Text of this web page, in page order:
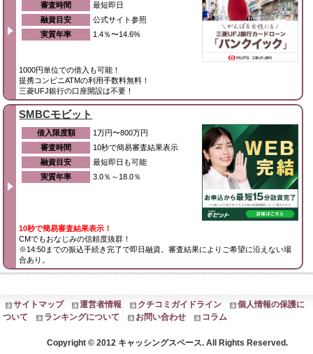
審査時間
最短即日
融資目安
公式サイト参照
実質年率
1.4％〜14.6%
1000円単位での借入も可能！
提携コンビニATMの利用手数料無料！
三菱UFJ銀行の口座開設は不要！
SMBCモビット
借入限度額
1万円〜800万円
審査時間
10秒で簡易審査結果表示
融資目安
最短即日も可能
実質年率
3.0％～18.0％
10秒で簡易審査結果表示！
CMでもおなじみの信頼度抜群！
※14:50までの振込手続き完了で即日融資。審査結果によりご希望に沿えない場
合あり。
サイトマップ 運営者情報 クチコミガイドライン
個人情報の保護に
ついて
ランキングについて お問い合わせ コラム
Copyright © 2012 キャッシングスペース. All Rights Reserved.